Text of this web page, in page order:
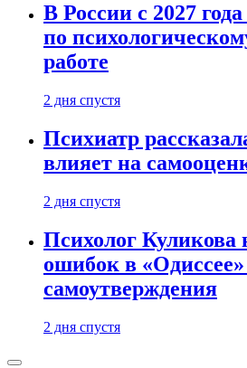
В России с 2027
по
работе
2 дня спустя
Психиатр
влияет на
2 дня спустя
Психолог Куликова
ошибок в
самоутверждения
2 дня спустя